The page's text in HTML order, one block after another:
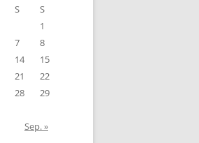
S
S
1
7
8
14
15
21
22
28
29
Sep. »